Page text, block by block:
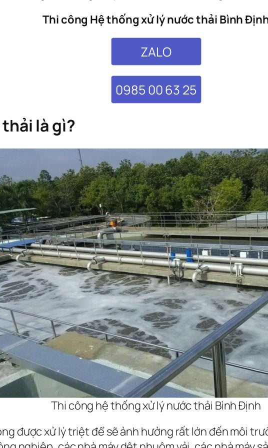
Thi công Hệ thống xử lý nước thải Bình
ZALO
0985 00 63 25
là gì?
Thi công hệ thống xử lý nước thải Bình Định
được xử lý triệt để sẽ ảnh hưởng rất lớn đến môi